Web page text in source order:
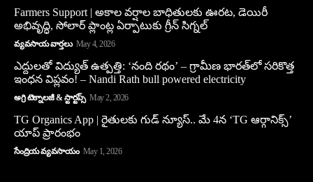
Farmers Support | అకాల వర్షాల బాధితులకు ఊరట, డెయిరీ
అభివృద్ధి, సోలార్ ప్లాంట్ల ఏర్పాటుకు గ్రీన్‌ సిగ్నల్
వ్యవసాయ వార్తలు May 4, 2026
ఎద్దులతో విద్యుత్ ఉత్పత్తి: ‘నంది రథం’ – గ్రామీణ భారత్‌లో సరికొత్త
ఇంధన విప్లవం! – Nandi Rath bull powered electricity
అగ్రి టెక్నాలజీ & స్టార్టప్స్ May 2, 2026
TG Organics App | రైతులకు గుడ్ న్యూస్.. మే 4న ‘TG ఆర్గానిక్స్’
యాప్ ప్రారంభం
సేంద్రియ వ్యవసాయం May 1, 2026